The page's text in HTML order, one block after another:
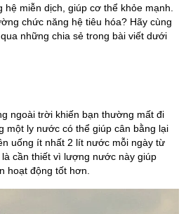
miễn dịch, giúp cơ thể khỏe mạnh.
chức năng hệ tiêu hóa? Hãy cùng
những chia sẻ trong bài viết dưới
ngoài trời khiến bạn thường mất đi
một ly nước có thể giúp cân bằng lại
uống ít nhất 2 lít nước mỗi ngày từ
cần thiết vì lượng nước này giúp
hoạt động tốt hơn.